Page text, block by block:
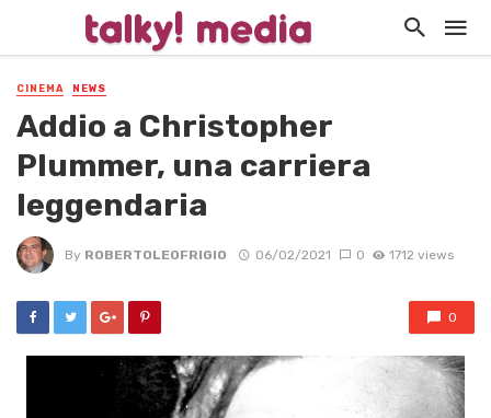
CINEMA NEWS
Addio a Christopher
Plummer, una carriera
leggendaria
By ROBERTOLEOFRIGIO 06/02/2021 0 1712 views
0